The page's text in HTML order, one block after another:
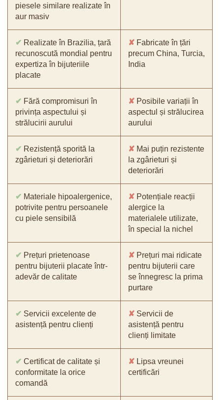
piesele similare realizate în
aur masiv
✔ Realizate în Brazilia, țară
recunoscută mondial pentru
expertiza în bijuteriile
placate
✘ Fabricate în țări
precum China, Turcia,
India
✔ Fără compromisuri în
privința aspectului și
strălucirii aurului
✘ Posibile variații în
aspectul și strălucirea
aurului
✔ Rezistență sporită la
zgârieturi și deteriorări
✘ Mai puțin rezistente
la zgârieturi și
deteriorări
✔ Materiale hipoalergenice,
potrivite pentru persoanele
cu piele sensibilă
✘ Potențiale reacții
alergice la
materialele utilizate,
în special la nichel
✔ Prețuri prietenoase
pentru bijuterii placate într-
adevăr de calitate
✘ Prețuri mai ridicate
pentru bijuterii care
se înnegresc la prima
purtare
✔ Servicii excelente de
asistență pentru clienți
✘ Servicii de
asistență pentru
clienți limitate
✔ Certificat de calitate și
conformitate la orice
comandă
✘ Lipsa vreunei
certificări